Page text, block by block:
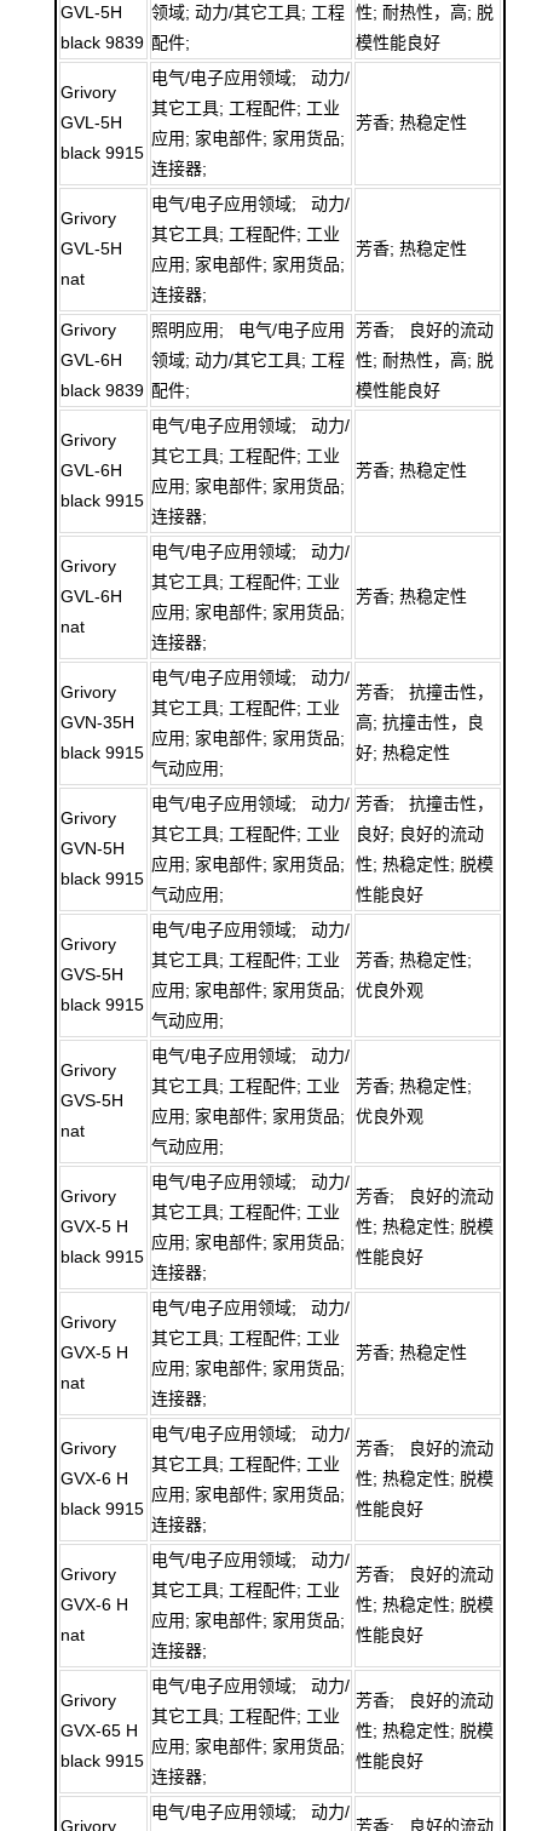
GVL-5H
black 9839
领域; 动力/其它工具; 工程
配件;
性; 耐热性，高; 脱
模性能良好
Grivory
GVL-5H
black 9915
电气/电子应用领域; 动力/
其它工具; 工程配件; 工业
应用; 家电部件; 家用货品;
连接器;
芳香; 热稳定性
Grivory
GVL-5H
nat
电气/电子应用领域; 动力/
其它工具; 工程配件; 工业
应用; 家电部件; 家用货品;
连接器;
芳香; 热稳定性
Grivory
GVL-6H
black 9839
照明应用; 电气/电子应用
领域; 动力/其它工具; 工程
配件;
芳香; 良好的流动
性; 耐热性，高; 脱
模性能良好
Grivory
GVL-6H
black 9915
电气/电子应用领域; 动力/
其它工具; 工程配件; 工业
应用; 家电部件; 家用货品;
连接器;
芳香; 热稳定性
Grivory
GVL-6H
nat
电气/电子应用领域; 动力/
其它工具; 工程配件; 工业
应用; 家电部件; 家用货品;
连接器;
芳香; 热稳定性
Grivory
GVN-35H
black 9915
电气/电子应用领域; 动力/
其它工具; 工程配件; 工业
应用; 家电部件; 家用货品;
气动应用;
芳香; 抗撞击性，
高; 抗撞击性，良
好; 热稳定性
Grivory
GVN-5H
black 9915
电气/电子应用领域; 动力/
其它工具; 工程配件; 工业
应用; 家电部件; 家用货品;
气动应用;
芳香; 抗撞击性，
良好; 良好的流动
性; 热稳定性; 脱模
性能良好
Grivory
GVS-5H
black 9915
电气/电子应用领域; 动力/
其它工具; 工程配件; 工业
应用; 家电部件; 家用货品;
气动应用;
芳香; 热稳定性;
优良外观
Grivory
GVS-5H
nat
电气/电子应用领域; 动力/
其它工具; 工程配件; 工业
应用; 家电部件; 家用货品;
气动应用;
芳香; 热稳定性;
优良外观
Grivory
GVX-5 H
black 9915
电气/电子应用领域; 动力/
其它工具; 工程配件; 工业
应用; 家电部件; 家用货品;
连接器;
芳香; 良好的流动
性; 热稳定性; 脱模
性能良好
Grivory
GVX-5 H
nat
电气/电子应用领域; 动力/
其它工具; 工程配件; 工业
应用; 家电部件; 家用货品;
连接器;
芳香; 热稳定性
Grivory
GVX-6 H
black 9915
电气/电子应用领域; 动力/
其它工具; 工程配件; 工业
应用; 家电部件; 家用货品;
连接器;
芳香; 良好的流动
性; 热稳定性; 脱模
性能良好
Grivory
GVX-6 H
nat
电气/电子应用领域; 动力/
其它工具; 工程配件; 工业
应用; 家电部件; 家用货品;
连接器;
芳香; 良好的流动
性; 热稳定性; 脱模
性能良好
Grivory
GVX-65 H
black 9915
电气/电子应用领域; 动力/
其它工具; 工程配件; 工业
应用; 家电部件; 家用货品;
连接器;
芳香; 良好的流动
性; 热稳定性; 脱模
性能良好
Grivory
电气/电子应用领域; 动力/
芳香; 良好的流动